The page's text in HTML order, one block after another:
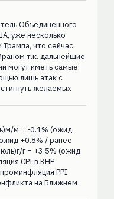
Объединённого
уже несколько
что сейчас
т.к. дальнейшие
могут иметь самые
лишь атак с
желаемых
м = -0.1% (ожид
+0.8% / ранее
г = +3.5% (ожид
CPI в КНР
PPI
на Ближнем